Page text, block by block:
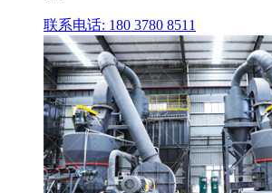
联系电话: 180 3780 8511